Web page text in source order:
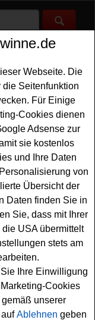
>
- Thailand
gewinnen
dazu. Couchstyle
von ca. 3600
selbst
Sie diese Thailand
müssen Sie
und können
Vielleicht
Webseite. Die
Seitenfunktion
Für Einige
Cookies dienen
Adsense zur
sie kostenlos
und Ihre Daten
von
Übersicht der
Daten finden Sie in
Sie, dass mit Ihrer
USA übermittelt
stets am
Ihre Einwilligung
Cookies
unserer
Ablehnen geben